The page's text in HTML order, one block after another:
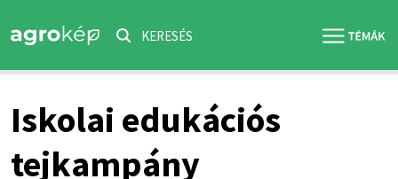
KERESÉS
Iskolai edukációs
tejkampány